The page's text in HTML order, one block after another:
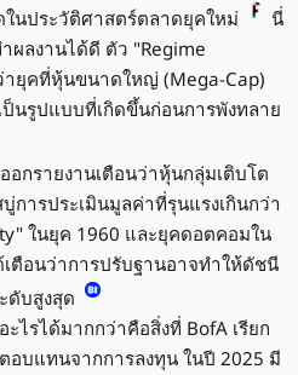
นประวัติศาสตร์ตลาดยุคใหม่
นี่
ผลงานได้ดี ตัว "Regime
ยุคที่หุ้นขนาดใหญ่ (Mega-Cap)
นรูปแบบที่เกิดขึ้นก่อนการพังทลาย
กรายงานเตือนว่าหุ้นกลุ่มเติบโต
การประเมินมูลค่าที่รุนแรงเกินกว่า
ในยุค 1960 และยุคดอตคอมใน
ตือนว่าการปรับฐานอาจทำให้ดัชนี
ดับสูงสุด
ไรได้มากกว่าคือสิ่งที่ BofA เรียก
อบแทนจากการลงทุน ในปี 2025 มี